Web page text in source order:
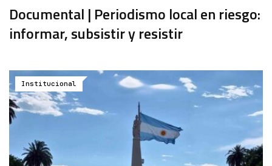
Documental | Periodismo local en riesgo:
informar, subsistir y resistir
Institucional